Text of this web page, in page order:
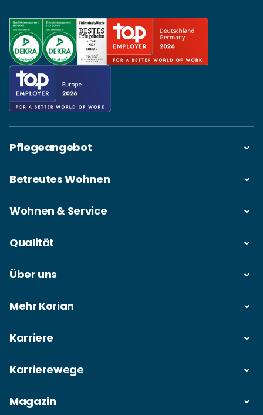
Pflegeangebot
Betreutes Wohnen
Wohnen & Service
Qualität
Über uns
Mehr Korian
Karriere
Karrierewege
Magazin